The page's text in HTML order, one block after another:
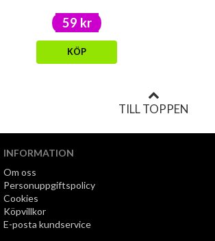
59 kr
KÖP
TILL TOPPEN
INFORMATION
Om oss
Personuppgiftspolicy
Cookies
Köpvillkor
E-posta kundservice